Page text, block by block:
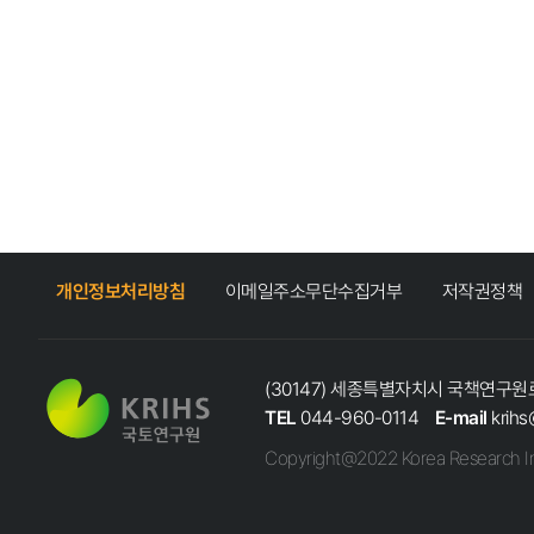
개인정보처리방침 이메일주소무단수집거부 저작권정책
(30147) 세종특별자치시 국책연구원
TEL 044-960-0114 E-mail
Copyright@2022 Korea Research